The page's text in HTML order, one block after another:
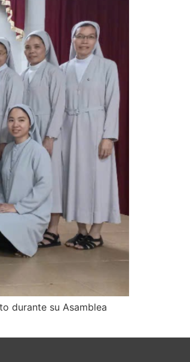
durante su Asamblea